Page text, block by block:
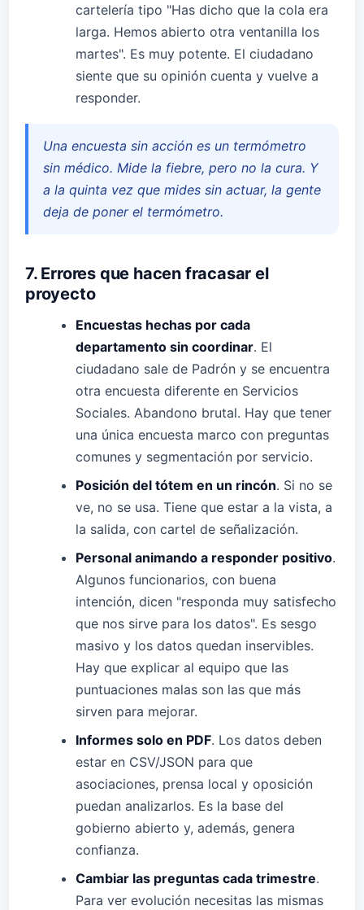
cartelería tipo "Has dicho que la cola era
larga. Hemos abierto otra ventanilla los
martes". Es muy potente. El ciudadano
siente que su opinión cuenta y vuelve a
responder.
Una encuesta sin acción es un termómetro
sin médico. Mide la fiebre, pero no la cura. Y
a la quinta vez que mides sin actuar, la gente
deja de poner el termómetro.
7. Errores que hacen fracasar el
proyecto
Encuestas hechas por cada
departamento sin coordinar. El
ciudadano sale de Padrón y se encuentra
otra encuesta diferente en Servicios
Sociales. Abandono brutal. Hay que tener
una única encuesta marco con preguntas
comunes y segmentación por servicio.
Posición del tótem en un rincón. Si no se
ve, no se usa. Tiene que estar a la vista, a
la salida, con cartel de señalización.
Personal animando a responder positivo.
Algunos funcionarios, con buena
intención, dicen "responda muy satisfecho
que nos sirve para los datos". Es sesgo
masivo y los datos quedan inservibles.
Hay que explicar al equipo que las
puntuaciones malas son las que más
sirven para mejorar.
Informes solo en PDF. Los datos deben
estar en CSV/JSON para que
asociaciones, prensa local y oposición
puedan analizarlos. Es la base del
gobierno abierto y, además, genera
confianza.
Cambiar las preguntas cada trimestre.
Para ver evolución necesitas las mismas